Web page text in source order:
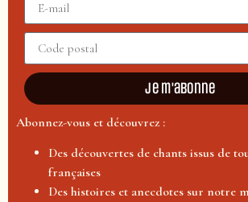
Je m'abonne
Abonnez-vous et découvrez :
Des découvertes de chants issus de
françaises
Des histoires et anecdotes sur notre